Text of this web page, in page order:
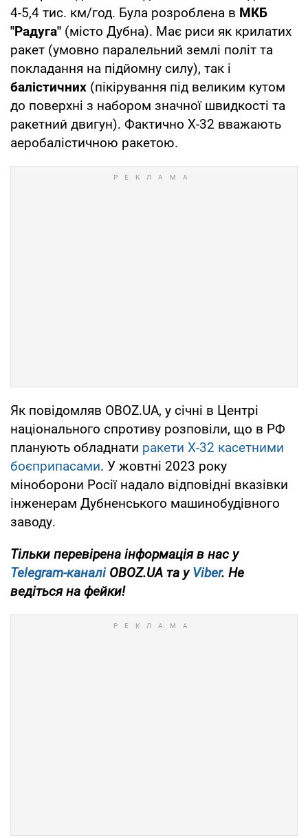
4-5,4 тис. км/год. Була розроблена в МКБ
"Радуга" (місто Дубна). Має риси як крилатих
ракет (умовно паралельний землі політ та
покладання на підйомну силу), так і
балістичних (пікірування під великим кутом
до поверхні з набором значної швидкості та
ракетний двигун). Фактично Х-32 вважають
аеробалістичною ракетою.
Як повідомляв OBOZ.UA, у січні в Центрі
національного спротиву розповіли, що в РФ
планують обладнати ракети X-32 касетними
боєприпасами. У жовтні 2023 року
міноборони Росії надало відповідні вказівки
інженерам Дубненського машинобудівного
заводу.
Тільки перевірена інформація в нас у
Telegram-каналіOBOZ.UA та уViber. Не
ведіться на фейки!